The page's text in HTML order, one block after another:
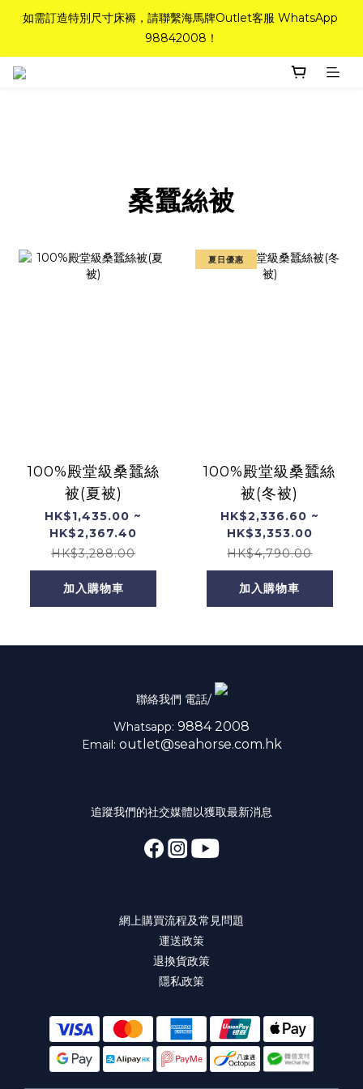
如需訂造特別尺寸床褥，請聯繫海馬牌Outlet客服 WhatsApp
98842008！
如需訂造特別尺寸床褥，請聯繫海馬牌Outlet客服 WhatsApp
98842008！
Top-Tier Quality系列床褥82折(新永久記憶床褥 及 健康記憶床
如需訂造特別尺寸床褥，請聯繫海馬牌Outlet客服 WhatsApp
98842008！
桑蠶絲被
100%殿堂級桑蠶絲
被(夏被)
HK$1,435.00 ~
HK$2,367.40
HK$3,288.00
加入購物車
夏日優惠
100%殿堂級桑蠶絲
被(冬被)
HK$2,336.60 ~
HK$3,353.00
HK$4,790.00
加入購物車
聯絡我們 電話/
Whatsapp: 9884 2008
Email: outlet@seahorse.com.hk
追蹤我們的社交媒體以獲取最新消息
網上購買流程及常見問題
運送政策
退換貨政策
隱私政策